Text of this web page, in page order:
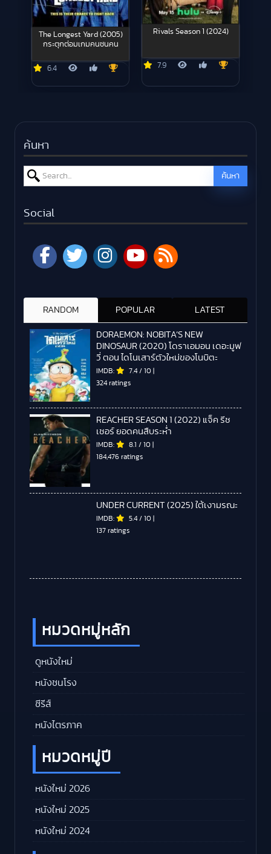
The Longest Yard (2005)
กระตุกต่อมเกมคนชนคน
6.4
Rivals Season 1 (2024)
7.9
ค้นหา
Search for: ค้นหา
Social
RANDOM POPULAR LATEST
DORAEMON: NOBITA’S NEW
DINOSAUR (2020) โดราเอมอน เดอะมูฟ
วี่ ตอน ไดโนเสาร์ตัวใหม่ของโนบิตะ
IMDB: 7.4 / 10 |
324 ratings
REACHER SEASON 1 (2022) แจ็ค รีช
เชอร์ ยอดคนสืบระห่ำ
IMDB: 8.1 / 10 |
184,476 ratings
UNDER CURRENT (2025) ใต้เงามรณะ
IMDB: 5.4 / 10 |
137 ratings
หมวดหมู่หลัก
ดูหนังใหม่
หนังชนโรง
ซีรีส์
หนังไตรภาค
หมวดหมู่ปี
หนังใหม่ 2026
หนังใหม่ 2025
หนังใหม่ 2024